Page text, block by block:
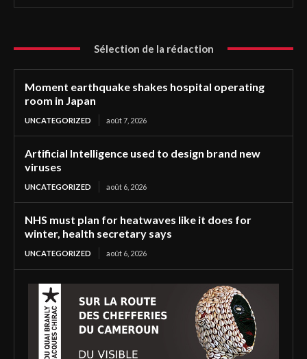
Sélection de la rédaction
Moment earthquake shakes hospital operating
room in Japan
UNCATEGORIZED août 7, 2026
Artificial Intelligence used to design brand new
viruses
UNCATEGORIZED août 6, 2026
NHS must plan for heatwaves like it does for
winter, health secretary says
UNCATEGORIZED août 6, 2026